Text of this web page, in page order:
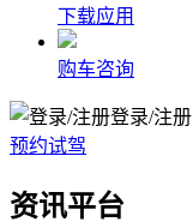
下载应用
购车咨询
登录/注册
预约试驾
资讯平台